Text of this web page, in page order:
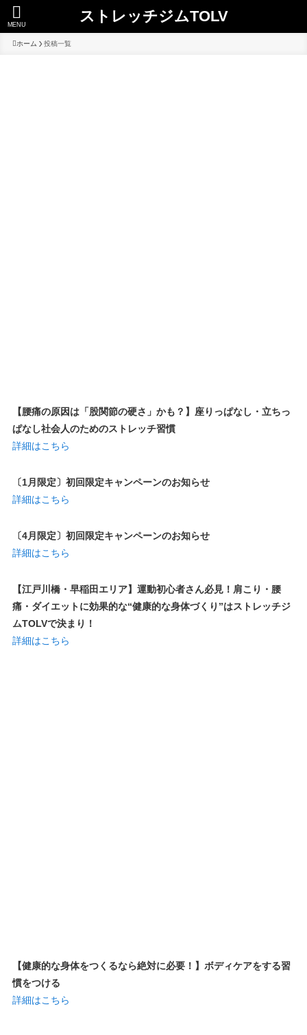
ストレッチジムTOLV
MENU
ホーム 投稿一覧
【腰痛の原因は「股関節の硬さ」かも？】座りっぱなし・立ちっ
ぱなし社会人のためのストレッチ習慣
詳細はこちら
〔1月限定〕初回限定キャンペーンのお知らせ
詳細はこちら
〔4月限定〕初回限定キャンペーンのお知らせ
詳細はこちら
【江戸川橋・早稲田エリア】運動初心者さん必見！肩こり・腰
痛・ダイエットに効果的な“健康的な身体づくり”はストレッチジ
ムTOLVで決まり！
詳細はこちら
【健康的な身体をつくるなら絶対に必要！】ボディケアをする習
慣をつける
詳細はこちら